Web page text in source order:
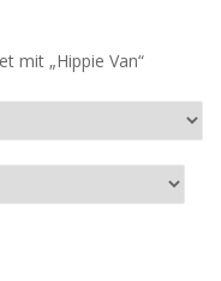
mit „Hippie Van“